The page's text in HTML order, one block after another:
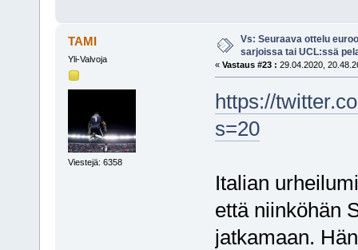
TAMI
Yli-Valvoja
Viestejä: 6358
Vs: Seuraava ottelu
sarjoissa tai UCL:ssä
« Vastaus #23 : 29.04.2020,
https://
s=20
Italian
että niinköhän
jatkamaan.